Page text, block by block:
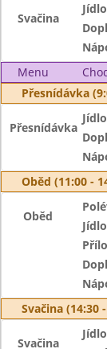
Svačina
Jídlo
Menu
Přesnídávka
Přesnídávka
Jídlo
Oběd (11:00 -
Oběd
Jídlo
Svačina (14:30
Svačina
Jídlo